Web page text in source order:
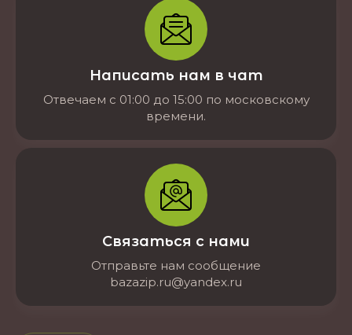
Написать нам в чат
Отвечаем с 01:00 до 15:00 по московскому
времени.
Связаться с нами
Отправьте нам сообщение
bazazip.ru@yandex.ru